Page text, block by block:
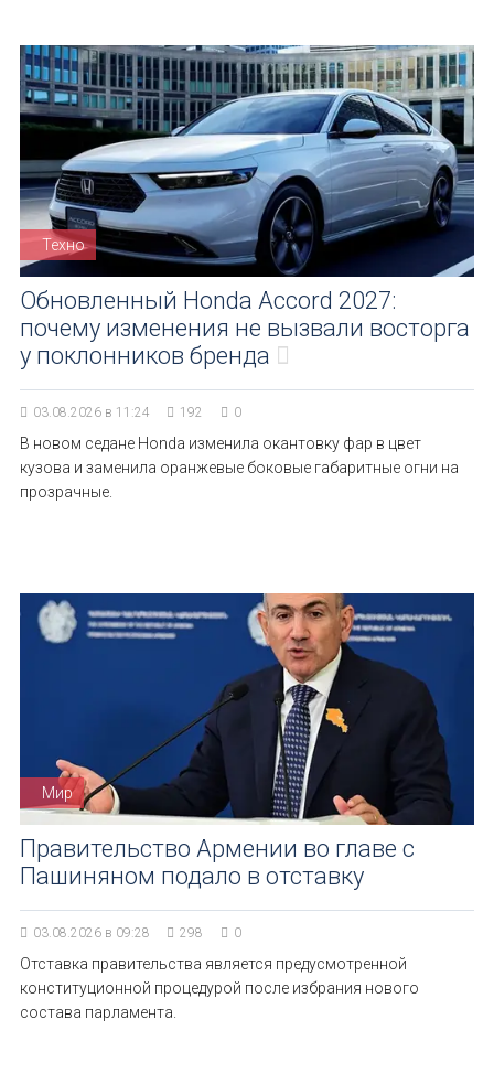
Техно
Обновленный Honda Accord 2027:
почему изменения не вызвали восторга
у поклонников бренда
03.08.2026 в 11:24 192 0
В новом седане Honda изменила окантовку фар в цвет
кузова и заменила оранжевые боковые габаритные огни на
прозрачные.
Мир
Правительство Армении во главе с
Пашиняном подало в отставку
03.08.2026 в 09:28 298 0
Отставка правительства является предусмотренной
конституционной процедурой после избрания нового
состава парламента.